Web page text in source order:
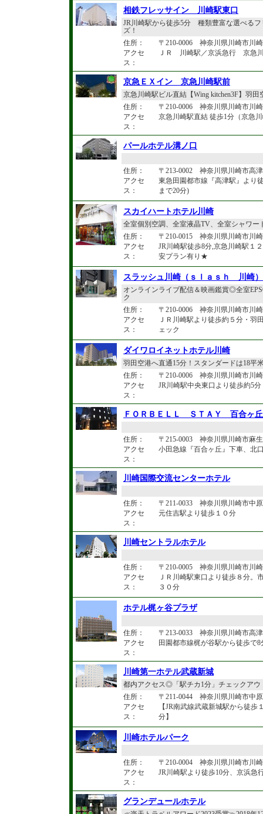
相鉄フレッサイン 川崎駅東口
JR川崎駅から徒歩5分 種類豊富な選べる
ズ！
住所：
〒210-0006 神奈川県川崎市川
アクセ
ス：
ＪＲ 川崎駅／京浜急行 京急
京急ＥＸイン 京急川崎駅前
京急川崎駅ビル直結【Wing kitchen3F】羽
住所：
〒210-0006 神奈川県川崎市川
アクセ
ス：
京急川崎駅直結 徒歩1分（京急
パールホテル溝ノ口
住所：
〒213-0002 神奈川県川崎市高
アクセ
ス：
東急田園都市線『高津駅』より
まで20分)
スカイハートホテル川崎
全室個別空調、全室液晶TV、全室シャワ
住所：
〒210-0015 神奈川県川崎市川
アクセ
ス：
JR川崎駅徒歩8分,京急川崎駅１
安プラン有り★
スラッシュ川崎（ｓｌａｓｈ 川崎）
オンラインライブ配信＆映画鑑賞◎全室
ク
住所：
〒210-0006 神奈川県川崎市川
アクセ
ス：
ＪＲ川崎駅より徒歩約５分・羽
ェック
ダイワロイネットホテル川崎
羽田空港へ直通15分！スタンダードは18平
住所：
〒210-0006 神奈川県川崎市川
アクセ
ス：
JR川崎駅中央東口より徒歩約5
ＦＯＲＢＥＬＬ ＳＴＡＹ 百合ヶ丘
住所：
〒215-0003 神奈川県川崎市麻
アクセ
ス：
小田急線『百合ヶ丘』下車、北
川崎国際交流センターホテル
住所：
〒211-0033 神奈川県川崎市中
アクセ
ス：
元住吉駅より徒歩１０分
川崎セントラルホテル
住所：
〒210-0005 神奈川県川崎市川
アクセ
ス：
ＪＲ川崎駅東口より徒歩８分。
３０分
ホテル梶ヶ谷プラザ
住所：
〒213-0033 神奈川県川崎市高
アクセ
ス：
田園都市線梶が谷駅から徒歩
川崎第一ホテル武蔵新城
都内アクセス◎「駅チカ1分」チェックアウ
住所：
〒211-0044 神奈川県川崎市中
アクセ
ス：
【JR南武線武蔵新城駅から徒
分】
川崎ホテルパーク
住所：
〒210-0004 神奈川県川崎市川
アクセ
ス：
JR川崎駅より徒歩10分、京浜急
グランデュールホテル